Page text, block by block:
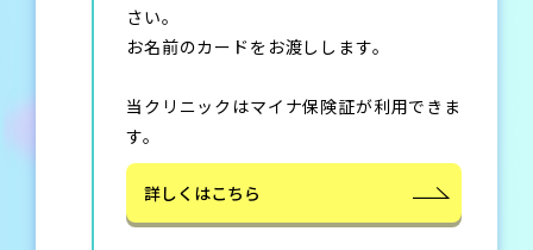
さい。
お名前のカードをお渡しします。
当クリニックはマイナ保険証が利用できま
す。
詳しくはこちら